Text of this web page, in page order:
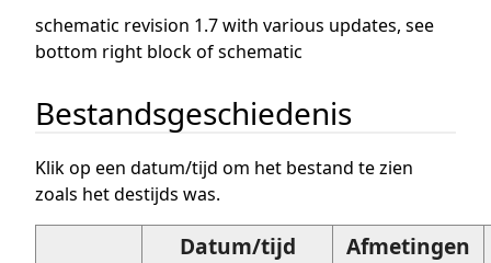
schematic revision 1.7 with various updates, see
bottom right block of schematic
Bestandsgeschiedenis
Klik op een datum/tijd om het bestand te zien
zoals het destijds was.
Datum/tijd Afmetingen